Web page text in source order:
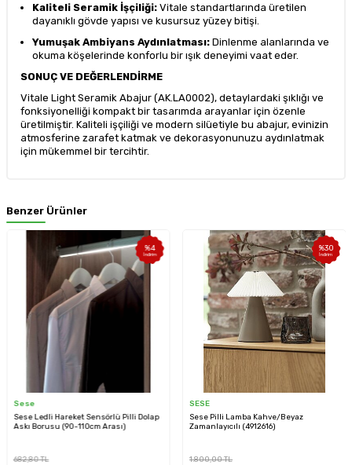
Kaliteli Seramik İşçiliği: Vitale standartlarında üretilen
dayanıklı gövde yapısı ve kusursuz yüzey bitişi.
Yumuşak Ambiyans Aydınlatması: Dinlenme alanlarında ve
okuma köşelerinde konforlu bir ışık deneyimi vaat eder.
SONUÇ VE DEĞERLENDİRME
Vitale Light Seramik Abajur (AK.LA0002), detaylardaki şıklığı ve
fonksiyonelliği kompakt bir tasarımda arayanlar için özenle
üretilmiştir. Kaliteli işçiliği ve modern silüetiyle bu abajur, evinizin
atmosferine zarafet katmak ve dekorasyonunuzu aydınlatmak
için mükemmel bir tercihtir.
Benzer Ürünler
%4
İndirim
Sese
Sese Ledli Hareket Sensörlü Pilli Dolap
Askı Borusu (90-110cm Arası)
682,80TL
%30
İndirim
SESE
Sese Pilli Lamba Kahve/Beyaz
Zamanlayıcılı (4912616)
1.800,00TL